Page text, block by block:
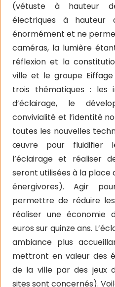
(vétuste à hauteur
électriques à hauteur
énormément et ne
caméras, la lumière
réflexion et la
ville et le groupe
trois thématiques : les
d’éclairage, le
convivialité et l’identité
toutes les nouvelles
œuvre pour fluidifier
l’éclairage et réaliser
seront utilisées à la place
énergivores). Agir
permettre de réduire
réaliser une économie
euros sur quinze ans.
ambiance plus
mettront en valeur des
de la ville par des jeux
sites sont concernés).